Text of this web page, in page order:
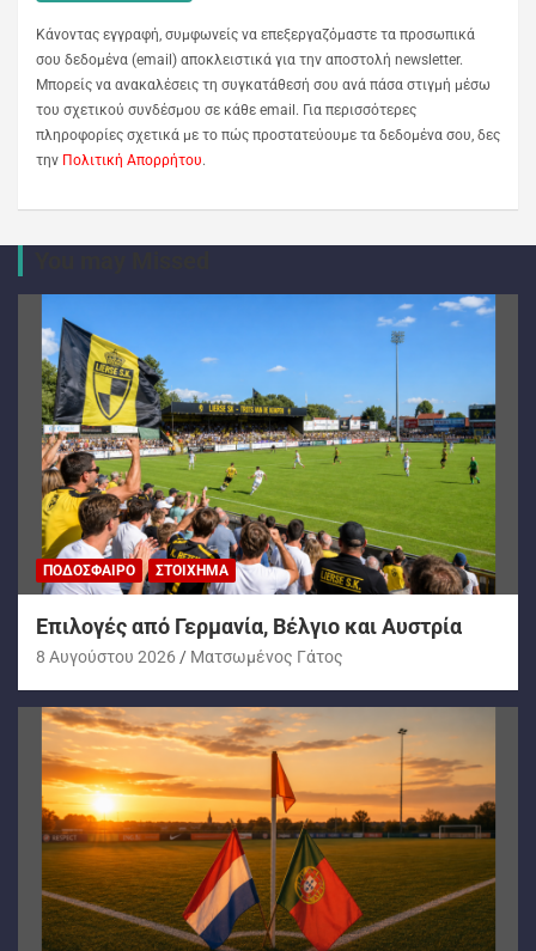
Κάνοντας εγγραφή, συμφωνείς να επεξεργαζόμαστε τα προσωπικά
σου δεδομένα (email) αποκλειστικά για την αποστολή newsletter.
Μπορείς να ανακαλέσεις τη συγκατάθεσή σου ανά πάσα στιγμή μέσω
του σχετικού συνδέσμου σε κάθε email. Για περισσότερες
πληροφορίες σχετικά με το πώς προστατεύουμε τα δεδομένα σου, δες
την Πολιτική Απορρήτου.
ΠΟΔΌΣΦΑΙΡΟ ΣΤΟΊΧΗΜΑ
Επιλογές από Γερμανία, Βέλγιο και Αυστρία
8 Αυγούστου 2026 Ματσωμένος Γάτος